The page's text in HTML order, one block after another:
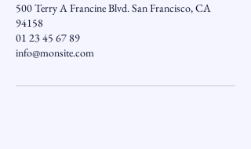
500 Terry A Francine Blvd. San Francisco, CA
94158
01 23 45 67 89
info@monsite.com